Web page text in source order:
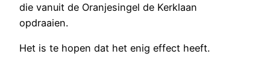
die vanuit de Oranjesingel de Kerklaan
opdraaien.
Het is te hopen dat het enig effect heeft.